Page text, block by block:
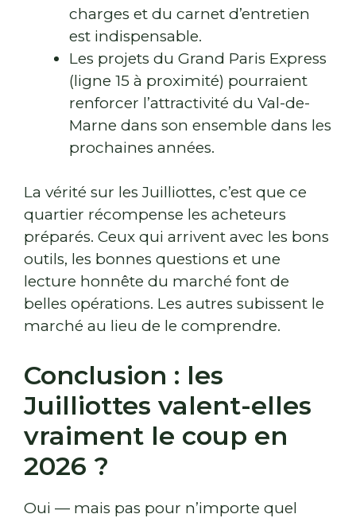
charges et du carnet d’entretien
est indispensable.
Les projets du Grand Paris Express
(ligne 15 à proximité) pourraient
renforcer l’attractivité du Val-de-
Marne dans son ensemble dans les
prochaines années.
La vérité sur les Juilliottes, c’est que ce
quartier récompense les acheteurs
préparés. Ceux qui arrivent avec les bons
outils, les bonnes questions et une
lecture honnête du marché font de
belles opérations. Les autres subissent le
marché au lieu de le comprendre.
Conclusion : les
Juilliottes valent-elles
vraiment le coup en
2026 ?
Oui — mais pas pour n’importe quel